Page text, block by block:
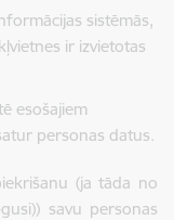
sistēmās,
ir izvietotas
esošajiem
personas datus.
(ja tāda no
savu personas